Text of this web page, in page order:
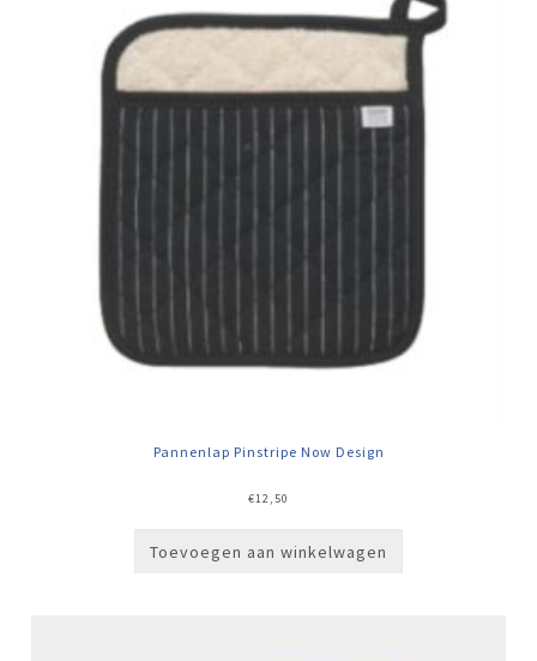
Pannenlap Pinstripe Now Design
€12,50
Toevoegen aan winkelwagen